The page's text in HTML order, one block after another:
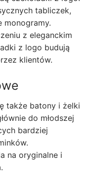
tabliczek,
monogramy.
z eleganckim
z logo budują
klientów.
także batony i żelki
do młodszej
bardziej
na oryginalne i